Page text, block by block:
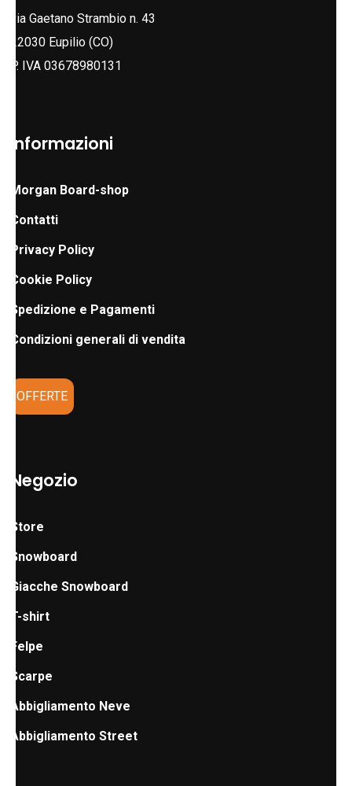
via Gaetano Strambio n. 43
22030 Eupilio (CO)
P. IVA 03678980131
Informazioni
Morgan Board-shop
Contatti
Privacy Policy
Cookie Policy
Spedizione e Pagamenti
Condizioni generali di vendita
OFFERTE
Negozio
Store
Snowboard
Giacche Snowboard
T-shirt
Felpe
Scarpe
Abbigliamento Neve
Abbigliamento Street